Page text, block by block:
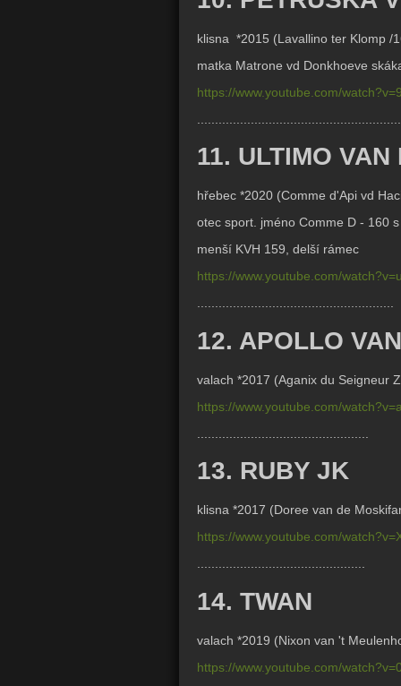
klisna *2015 (Lavallino ter Klomp /
matka Matrone vd Donkhoeve
https://www.youtube.com/
11. ULTIMO
hřebec *2020 (Comme d'Api vd
otec sport. jméno Comme D - 160
menší KVH 159, delší rámec
https://www.youtube.com/
12. APOLLO
valach *2017 (Aganix du Seigneur
https://www.youtube.com/
13. RUBY JK
klisna *2017 (Doree van de
https://www.youtube.com/
14. TWAN
valach *2019 (Nixon van 't
https://www.youtube.com/